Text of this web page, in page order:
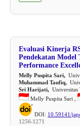
Evaluasi Kinerja
Pendekatan
Performance
Melly Puspita Sari,
Muhammad Taufiq,
Sri Harijati,Universitas
Melly Puspita Sari ,
DOI: 10.59141/
1256-1271